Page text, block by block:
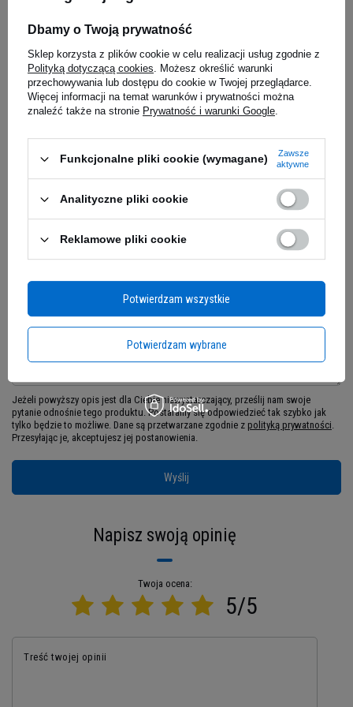
Go On Protein Cookie to prawdziwa rewolucja w
świecie zdrowych przekąsek. To ciastko, które
łączy intensywną przyjemność smakową z
potężną dawką 11,5g białka w każdej porcji.
Mięciutka konsystencja i wyśmienity smak
sprawiają, że trudno uwierzyć, iż to produkt
stworzony z myślą o aktywnych osobach. W
przeciwieństwie do zwykłych słodyczy, ten
proteionowy przysmak dostarcza cennych
składników odżywczych przy minimalnej
zawartości cukru. Protein Cookie od Sante to
idealny sposób na zaspokojenie ochoty na
treningowych.
Przyjemnością a Zdrowiem!
Czy kiedykolwiek stałeś przed lodówką po
ciężkim treningu, walcząc z pokusą sięgnięcia po
500ml
5.00 (1)
36,09 zł
Kup do 20:00 -wysyłka dzisiaj
500ml
Kup do 20:00
Zapytaj o produkt
E-mail
Jeżeli powyższy opis jest dla Ciebie niewystarczający, prześlij nam swoje
pytanie odnośnie tego produktu. Postaramy się odpowiedzieć tak szybko jak
tylko będzie to możliwe. Dane są przetwarzane zgodnie z polityką prywatności
Przesyłając je, akceptujesz jej postanowienia.
Wyślij
Napisz swoją opinię
Twoja ocena:
5/5
Treść twojej opinii
Dbamy o Twoją prywatność
Sklep korzysta z plików cookie w celu realizacji usług zgodnie z
Polityką dotyczącą cookies. Możesz określić warunki
przechowywania lub dostępu do cookie w Twojej przeglądarce.
Więcej informacji na temat warunków i prywatności można
znaleźć także na stronie Prywatność i warunki Google.
Funkcjonalne pliki cookie (wymagane)
Zawsze
aktywne
Analityczne pliki cookie
Reklamowe pliki cookie
Potwierdzam wybrane
Potwierdzam wszystkie